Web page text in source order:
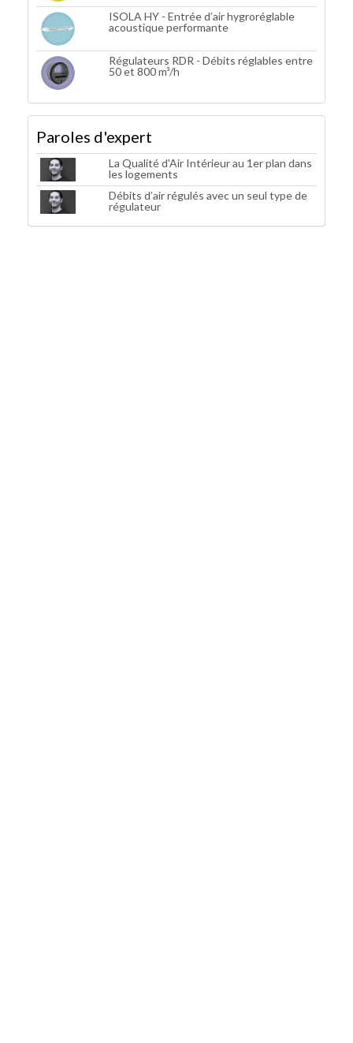
ISOLA HY - Entrée d’air hygroréglable
acoustique performante
Régulateurs RDR - Débits réglables entre
50 et 800 m³/h
Paroles d'expert
La Qualité d'Air Intérieur au 1er plan dans
les logements
Débits d’air régulés avec un seul type de
régulateur